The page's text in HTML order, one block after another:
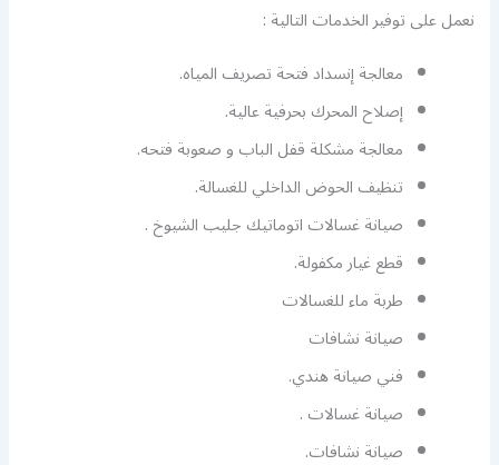
نعمل على توفير الخدمات التالية :
معالجة إنسداد فتحة تصريف المياه.
إصلاح المحرك بحرفية عالية.
معالجة مشكلة قفل الباب و صعوبة فتحه.
تنظيف الحوض الداخلي للغسالة.
صيانة غسالات اتوماتيك جليب الشيوخ .
قطع غيار مكفولة.
طربة ماء للغسالات
صيانة نشافات
فني صيانة هندي.
صيانة غسالات .
صيانة نشافات.